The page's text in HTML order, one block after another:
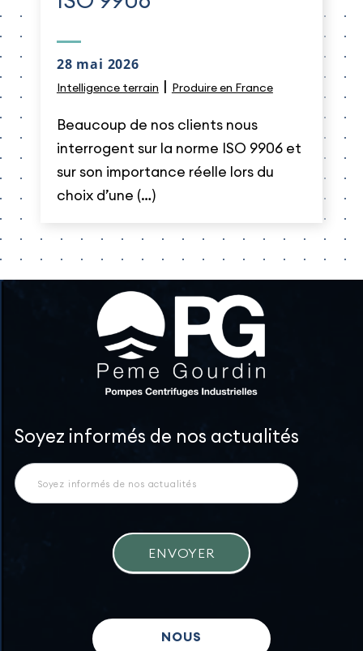
28 mai 2026
Intelligence terrain | Produire en France
Beaucoup de nos clients nous
interrogent sur la norme ISO 9906 et
sur son importance réelle lors du
choix d’une (…)
Newsletter
Soyez informés de nos actualités
ENVOYER
NOUS